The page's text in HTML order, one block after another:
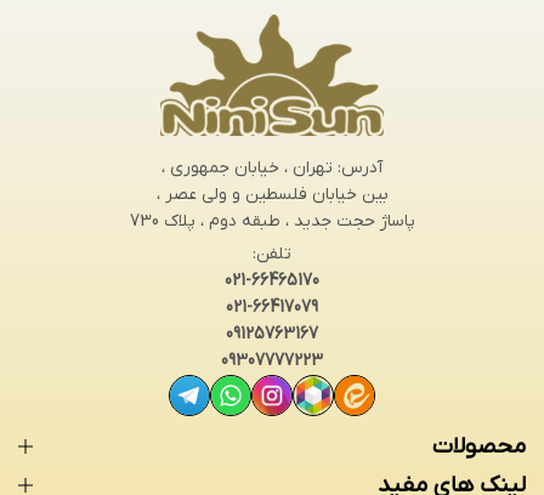
آدرس: تهران ، خیابان جمهوری ،
بین خیابان فلسطین و ولی عصر ،
پاساژ حجت جدید ، طبقه دوم ، پلاک 730
تلفن:
021-66465170
021-66417079
09125763167
09307777223
محصولات
لینک های مفید